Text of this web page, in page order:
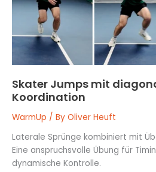
Skater Jumps mit
Koordination
WarmUp / By Oliver Heuft
Laterale Sprünge kombiniert mit
Eine anspruchsvolle Übung für
dynamische Kontrolle.